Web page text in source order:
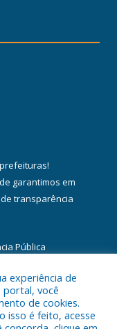
!
garantimos em
transparência
Pública
de Floresta do
experiência de
portal, você
de cookies.
isso é feito, acesse